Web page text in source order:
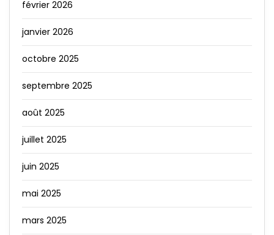
février 2026
janvier 2026
octobre 2025
septembre 2025
août 2025
juillet 2025
juin 2025
mai 2025
mars 2025